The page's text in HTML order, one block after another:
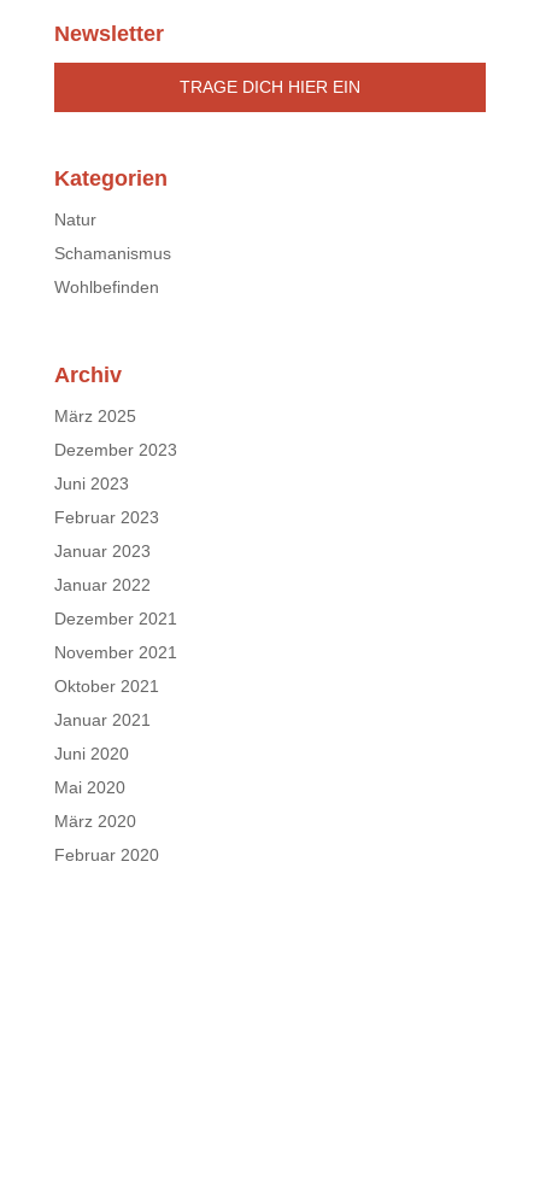
Newsletter
TRAGE DICH HIER EIN
Kategorien
Natur
Schamanismus
Wohlbefinden
Archiv
März 2025
Dezember 2023
Juni 2023
Februar 2023
Januar 2023
Januar 2022
Dezember 2021
November 2021
Oktober 2021
Januar 2021
Juni 2020
Mai 2020
März 2020
Februar 2020